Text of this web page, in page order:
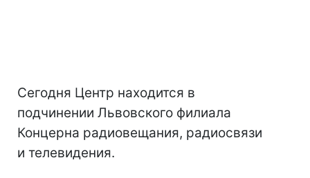
Сегодня Центр находится в
подчинении Львовского филиала
Концерна радиовещания, радиосвязи
и телевидения.